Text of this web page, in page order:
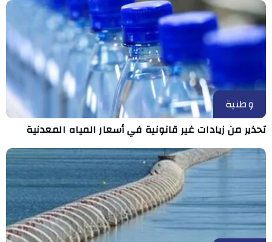
وطنية
تحذير من زيادات غير قانونية في أسعار المياه المعدنية